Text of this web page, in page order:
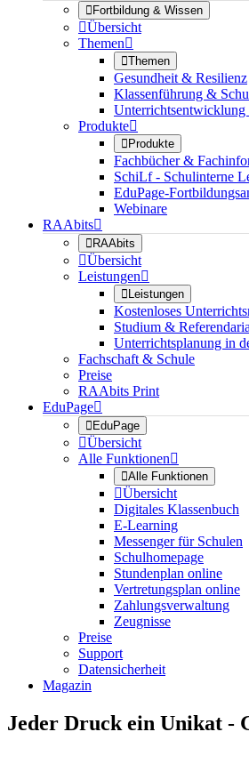
Fortbildung & Wissen
Übersicht
Themen
Themen
Gesundheit & Resilienz
Klassenführung &
Produkte
Produkte
Fachbücher &
SchiLf - Schulinterne
EduPage-
Webinare
RAAbits
RAAbits
Übersicht
Leistungen
Leistungen
Kostenloses
Studium &
Unterrichtsplanung in
Fachschaft & Schule
Preise
RAAbits Print
EduPage
EduPage
Übersicht
Alle Funktionen
Alle Funktionen
Übersicht
Digitales Klassenbuch
E-Learning
Messenger für Schulen
Schulhomepage
Stundenplan online
Vertretungsplan online
Zahlungsverwaltung
Zeugnisse
Preise
Support
Datensicherheit
Magazin
Jeder Druck ein Unikat -